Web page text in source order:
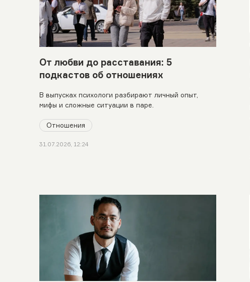
От любви до расставания: 5
подкастов об отношениях
В выпусках психологи разбирают личный опыт,
мифы и сложные ситуации в паре.
Отношения
31.07.2026, 12:24